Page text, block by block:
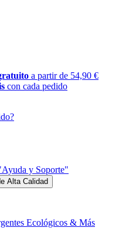
a partir de 54,90 €
con cada pedido
y Soporte"
Ecológicos & Más